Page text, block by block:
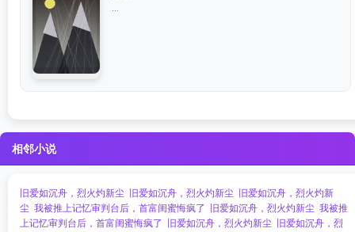
相邻小说
旧爱如沉舟，烈火灼新尘 旧爱如沉舟，烈火灼新尘
旧爱如沉舟，烈火灼新
尘 我被推上记忆审判台后，首富闺蜜悔疯了 旧爱如沉舟，烈火灼新尘 我被推
上记忆审判台后，首富闺蜜悔疯了
旧爱如沉舟，烈火灼新尘
旧爱如沉舟，烈